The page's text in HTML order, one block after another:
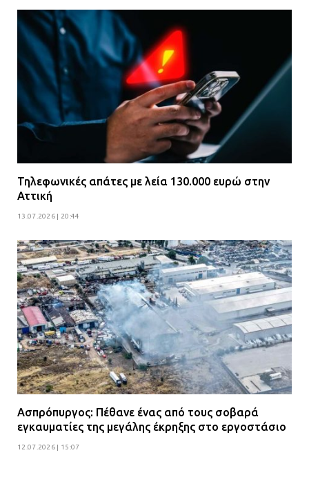
Τηλεφωνικές απάτες με λεία 130.000 ευρώ στην
Αττική
13.07.2026 | 20:44
Ασπρόπυργος: Πέθανε ένας από τους σοβαρά
εγκαυματίες της μεγάλης έκρηξης στο εργοστάσιο
12.07.2026 | 15:07